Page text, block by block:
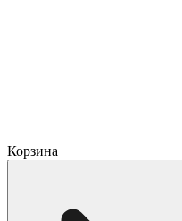
Корзина